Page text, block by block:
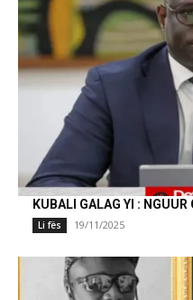
KUBALI GALAG YI :
Li fës 19/11/2025